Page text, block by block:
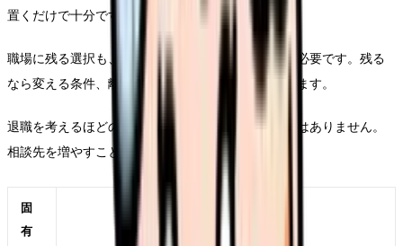
置くだけで十分です。
職場に残る選択も、離れる選択も、どちらも準備が必要です。残る
なら変える条件、離れるなら次で避ける条件を決めます。
退職を考えるほどの悩みは、本人だけで背負う必要はありません。
相談先を増やすことも、判断の質を上げる行動です。
固
有